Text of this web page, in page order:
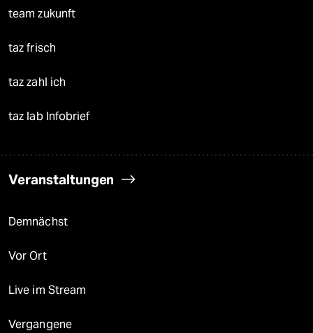
team zukunft
taz frisch
taz zahl ich
taz lab Infobrief
Veranstaltungen
Demnächst
Vor Ort
Live im Stream
Vergangene